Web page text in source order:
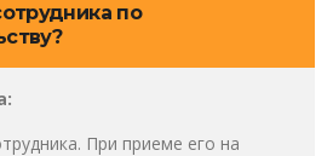
по
При приеме его на